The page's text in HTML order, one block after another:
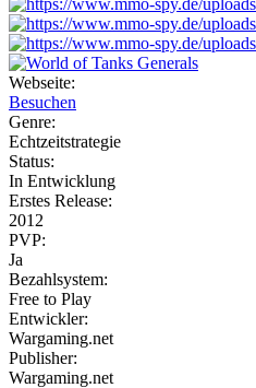
Webseite:
Besuchen
Genre:
Echtzeitstrategie
Status:
In Entwicklung
Erstes Release:
2012
PVP:
Ja
Bezahlsystem:
Free to Play
Entwickler:
Wargaming.net
Publisher:
Wargaming.net